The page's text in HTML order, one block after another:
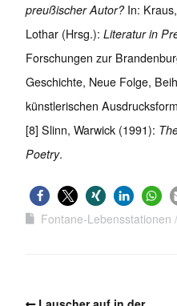
preußischer Autor? In:
Lothar (Hrsg.): Literatur in
Forschungen zur
Geschichte, Neue Folge,
künstlerischen
[8] Slinn, Warwick (1991):
Poetry.
Fontane-Lebensstationen